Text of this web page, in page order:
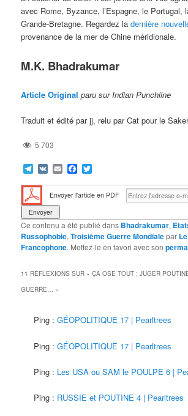
avec Rome, Byzance, l’Espagne, le Portugal,
Grande-Bretagne. Regardez ladernière
provenance de la mer de Chine méridionale.
M.K. Bhadrakumar
Article Original paru sur Indian Punchline
Traduit et édité par jj, relu par Cat pour le
5 703
Telegram
VK EmailFacebook
Envoyer l'article en PDF
Ce contenu a été publié dans Bhadrakumar,
Russophobie,Troisième Guerre Mondialepar
Francophone. Mettez-le en favori avec son
11 RÉFLEXIONS SUR «ÇA OSE TOUT : JUGER
GUERRE… »
Ping :GÉOPOLITIQUE 17 | Pearltrees
Ping :GÉOPOLITIQUE 17 | Pearltrees
Ping : Les USA ou SAM le POULPE 6 |
Ping : RUSSIE et POUTINE 4 | Pearltrees